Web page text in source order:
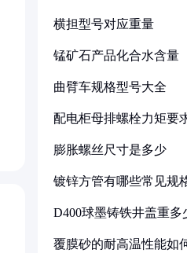
横担型号对应重量
锰矿石产品化合水含量
曲臂车规格型号大全
配电柜母排螺栓力矩要
膨胀螺丝尺寸是多少
镀锌方管有哪些常见规
D400球墨铸铁井盖重多
覆膜砂的耐高温性能如